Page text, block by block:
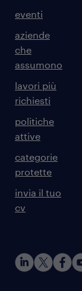
eventi
aziende
che
assumono
lavori più
richiesti
politiche
attive
categorie
protette
invia il tuo
cv